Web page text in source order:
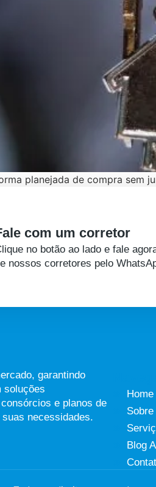
planejada de compra sem
com um corretor
no botão ao lado e fale
nossos corretores pelo
garantindo
soluções
e planos de
necessidades.
Home
Sobre
Blog